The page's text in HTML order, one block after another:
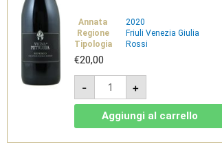
Annata
2020
Regione
Friuli Venezia Giulia
Tipologia
Rossi
€20,00
-
Refosco
peduncolo
rosso
2020
-
IGT
+
Aggiungi al carrello